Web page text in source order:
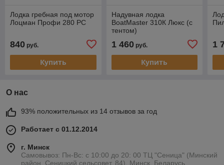
Лодка гребная под мотор
Лоцман Профи 280 РС
840 руб.
Купить
Надувная лодка
BoatMaster 310К Люкс (с
тентом)
1 460руб.
Купить
1
О нас
93% положительных из 14 отзывов за год
Работает с 01.12.2014
г. Минск
Самовывоз: Пн-Вс: с 10:00 до 20: 00 ТЦ "Сеница" (Минский
район, Сеницкий сельсовет, 84), Минск, Беларусь